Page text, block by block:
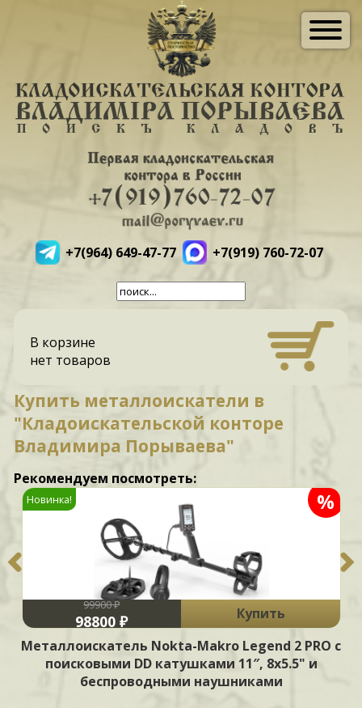
+7(964) 649-47-77 +7(919) 760-72-07
В корзине
нет товаров
Купить металлоискатели в
"Кладоискательской конторе
Владимира Порываева"
Рекомендуем посмотреть:
%
Новинка!
99900 ₽
98800 ₽
Купить
Металлоискатель Nokta-Makro Legend 2 PRO с
поисковыми DD катушками 11″, 8х5.5" и
беспроводными наушниками